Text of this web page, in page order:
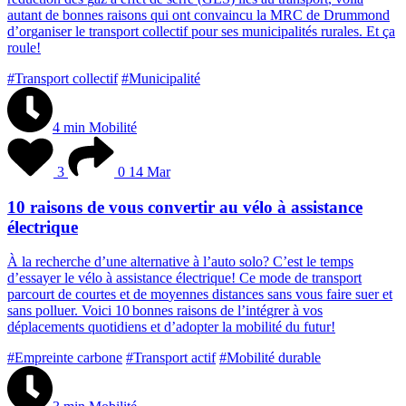
autant de bonnes raisons qui ont convaincu la MRC de Drummond
d’organiser le transport collectif pour ses municipalités rurales. Et ça
roule!
#Transport collectif #Municipalité
4 min Mobilité
3 0 14 Mar
10 raisons de vous convertir au vélo à assistance
électrique
À la recherche d’une alternative à l’auto solo? C’est le temps
d’essayer le vélo à assistance électrique! Ce mode de transport
parcourt de courtes et de moyennes distances sans vous faire suer et
sans polluer. Voici 10bonnes raisons de l’intégrer à vos
déplacements quotidiens et d’adopter la mobilité du futur!
#Empreinte carbone #Transport actif #Mobilité durable